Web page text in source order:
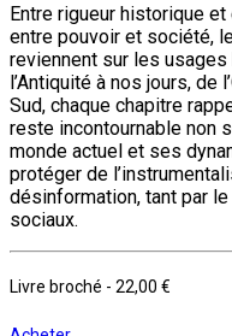
Entre rigueur historique
entre pouvoir et société,
reviennent sur les
l’Antiquité à nos jours, de
Sud, chaque chapitre
reste incontournable non
monde actuel et ses
protéger de
désinformation, tant par le
sociaux.
Livre broché - 22,00 €